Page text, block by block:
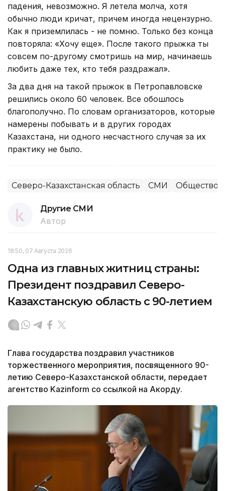
падения, невозможно. Я летела молча, хотя
обычно люди кричат, причем иногда нецензурно.
Как я приземлилась - не помню. Только без конца
повторяла: «Хочу еще». После такого прыжка ты
совсем по-другому смотришь на мир, начинаешь
любить даже тех, кто тебя раздражал».
За два дня на такой прыжок в Петропавловске
решились около 60 человек. Все обошлось
благополучно. По словам организаторов, которые
намерены побывать и в других городах
Казахстана, ни одного несчастного случая за их
практику не было.
Северо-Казахстанская область СМИ Общество
Другие СМИ
Автор
18:50, 07 Августа 2026
Одна из главных житниц страны:
Президент поздравил Северо-
Казахстанскую область с 90-летием
Глава государства поздравил участников
торжественного мероприятия, посвященного 90-
летию Северо-Казахстанской области, передает
агентство Kazinform со ссылкой на Акорду.